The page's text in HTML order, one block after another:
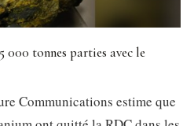
000 tonnes parties avec le
Communications estime que